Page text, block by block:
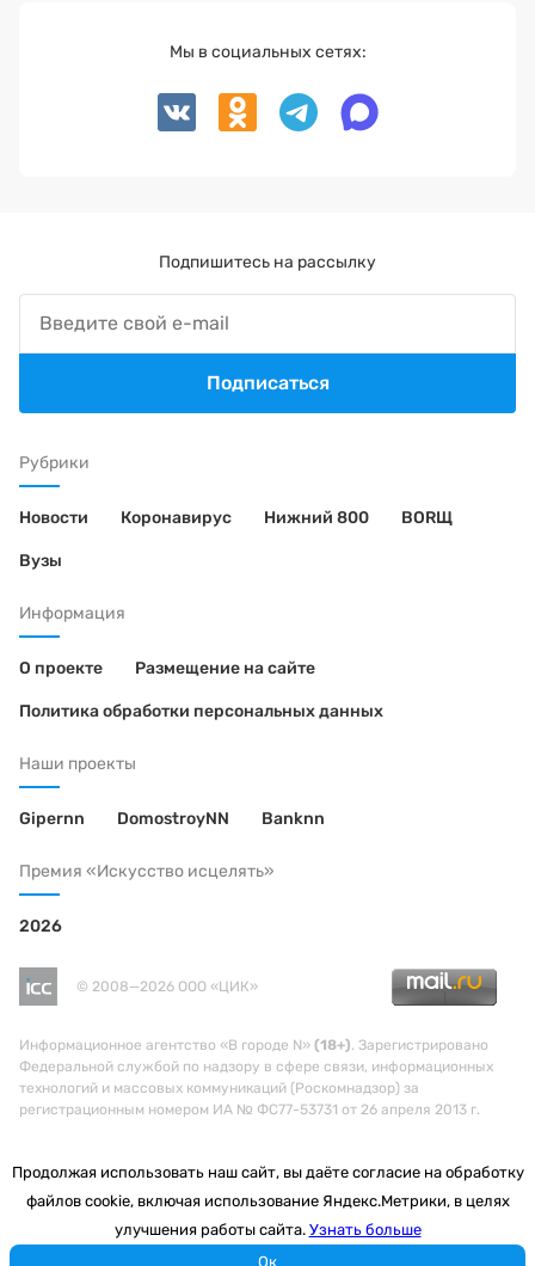
Рубрики
Новости Коронавирус Нижний 800 BORЩ
Вузы
Информация
О проекте Размещение на сайте
Политика обработки персональных данных
Наши проекты
Gipernn DomostroyNN Banknn
Премия «Искусство исцелять»
2026
© 2008—2026 ООО «ЦИК»
Информационное агентство «В городе N» (18+). Зарегистрировано
Федеральной службой по надзору в сфере связи, информационных
технологий и массовых коммуникаций (Роскомнадзор) за
регистрационным номером ИА № ФС77-53731 от 26 апреля 2013 г.
Мы в социальных сетях:
Подпишитесь на рассылку
Подписаться
Продолжая использовать наш сайт, вы даёте согласие на обработку
файлов cookie, включая использование Яндекс.Метрики, в целях
улучшения работы сайта. Узнать больше
Ок